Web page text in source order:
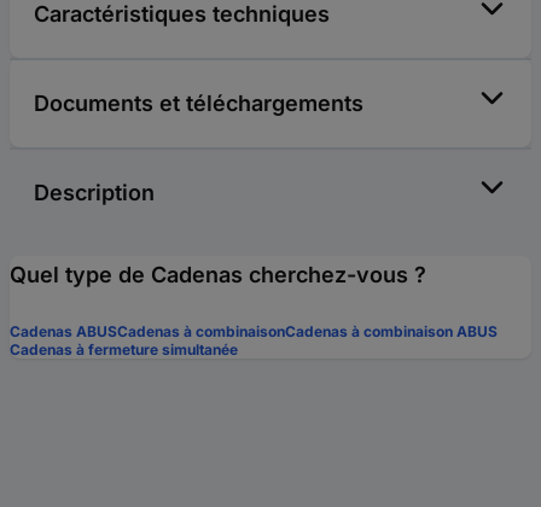
Caractéristiques techniques
Documents et téléchargements
Description
Quel type de Cadenas cherchez-vous ?
Cadenas ABUSCadenas à combinaisonCadenas à combinaison ABUS
Cadenas à fermeture simultanée